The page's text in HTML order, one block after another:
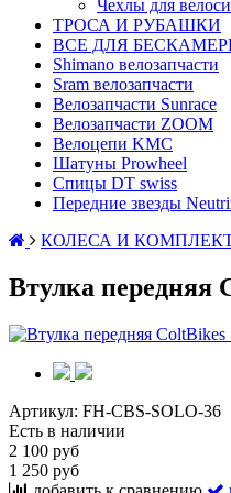
Чехлы для
ТРОСА И РУБАШКИ
ВСЕ ДЛЯ
Shimano велозапчасти
Sram велозапчасти
Велозапчасти Sunrace
Велозапчасти ZOOM
Велоцепи KMC
Шатуны Prowheel
Спицы DT swiss
Передние звезды
КОЛЕСА И
Втулка передняя
Артикул: FH-CBS-SOLO-36
Есть в наличии
2 100 руб
1 250 руб